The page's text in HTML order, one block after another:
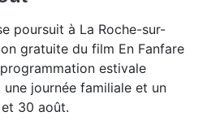
poursuit à La Roche-sur-
gratuite du film En Fanfare
estivale
une journée familiale et un
30 août.